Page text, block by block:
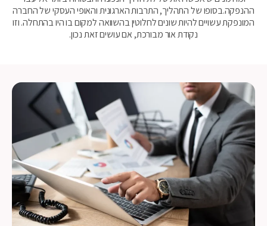
ההנפקה.בסופו של התהליך, התרבות הארגונית והאופי העסקי של החברה
המונפקת עשויים להיות שונים לחלוטין בהשוואה למקום בו היו בהתחלה. וזו
נקודת אור מבורכת, אם עושים זאת נכון.